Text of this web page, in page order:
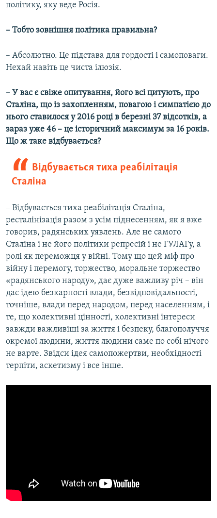
політику, яку веде Росія.
– Тобто зовнішня політика правильна?
– Абсолютно. Це підстава для гордості і самоповаги.
Нехай навіть це чиста ілюзія.
– У вас є свіже опитування, його всі цитують, про
Сталіна, що із захопленням, повагою і симпатією до
нього ставилося у 2016 році в березні 37 відсотків, а
зараз уже 46 – це історичний максимум за 16 років.
Що ж таке відбувається?
Відбувається тиха реабілітація
Сталіна
– Відбувається тиха реабілітація Сталіна,
ресталінізація разом з усім піднесенням, як я вже
говорив, радянських уявлень. Але не самого
Сталіна і не його політики репресій і не ГУЛАГу, а
ролі як переможця у війні. Тому що цей міф про
війну і перемогу, торжество, моральне торжество
«радянського народу», дає дуже важливу річ – він
дає ідею безкарності влади, безвідповідальності,
точніше, влади перед народом, перед населенням, і
те, що колективні цінності, колективні інтереси
завжди важливіші за життя і безпеку, благополуччя
окремої людини, життя людини саме по собі нічого
не варте. Звідси ідея самопожертви, необхідності
терпіти, аскетизму і все інше.